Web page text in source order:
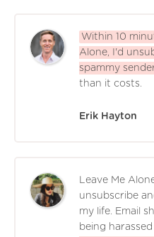
Within 10
Alone, I'd
spammy
than it costs.
Erik Hayton
Leave Me
unsubscribe
my life. Email
being